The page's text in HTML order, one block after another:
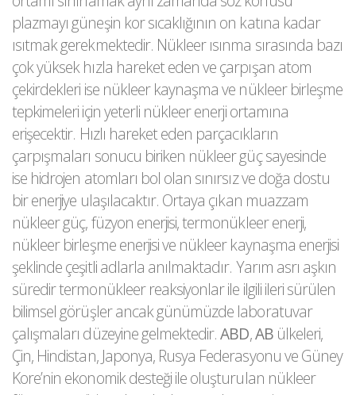
plazmayı güneşin kor sıcaklığının on katına kadar
ısıtmak gerekmektedir. Nükleer ısınma sırasında bazı
çok yüksek hızla hareket eden ve çarpışan atom
çekirdekleri ise nükleer kaynaşma ve nükleer birleşme
tepkimeleri için yeterli nükleer enerji ortamına
erişecektir. Hızlı hareket eden parçacıkların
çarpışmaları sonucu biriken nükleer güç sayesinde
ise hidrojen atomları bol olan sınırsız ve doğa dostu
bir enerjiye ulaşılacaktır. Ortaya çıkan muazzam
nükleer güç, füzyon enerjisi, termonükleer enerji,
nükleer birleşme enerjisi ve nükleer kaynaşma enerjisi
şeklinde çeşitli adlarla anılmaktadır. Yarım asrı aşkın
süredir termonükleer reaksiyonlar ile ilgili ileri sürülen
bilimsel görüşler ancak günümüzde laboratuvar
çalışmaları düzeyine gelmektedir.ABD,ABülkeleri,
Çin, Hindistan, Japonya, Rusya Federasyonu ve Güney
Kore’nin ekonomik desteği ile oluşturulan nükleer